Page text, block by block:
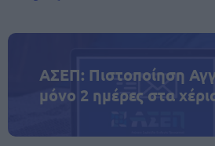
ΑΣΕΠ: Πιστοποίηση
μόνο 2 ημέρες στα